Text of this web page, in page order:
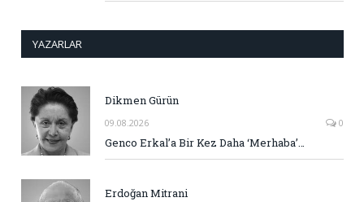
YAZARLAR
Dikmen Gürün
09.08.2026 0
Genco Erkal’a Bir Kez Daha ‘Merhaba’…
Erdoğan Mitrani